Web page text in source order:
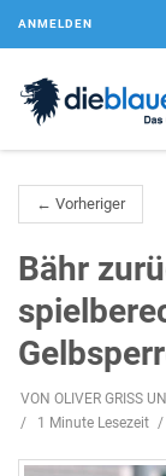
ANMELDEN
← Vorheriger
Bähr
VON OLIVER GRISS
1 Minute Lesezeit